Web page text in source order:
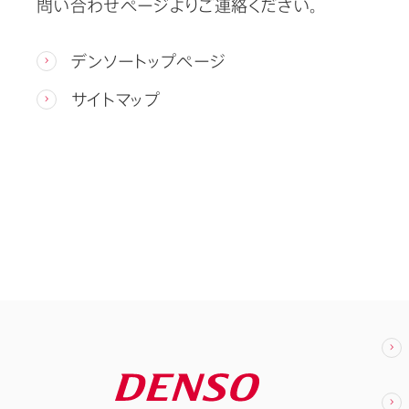
デンソートップページ
サイトマップ